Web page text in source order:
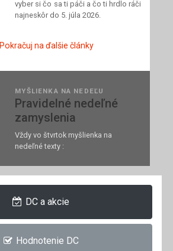
vyber si čo sa ti páči a čo ti hrdlo ráči
najneskôr do 5. júla 2026.
Pokračuj na ďalšie články
MYŠLIENKA NA NEDEĽU
Pravidelné nedeľné
zamyslenia
Vždy vo štvrtok myšlienka na
nedeľné texty :
DC a akcie
Hodnotenie DC